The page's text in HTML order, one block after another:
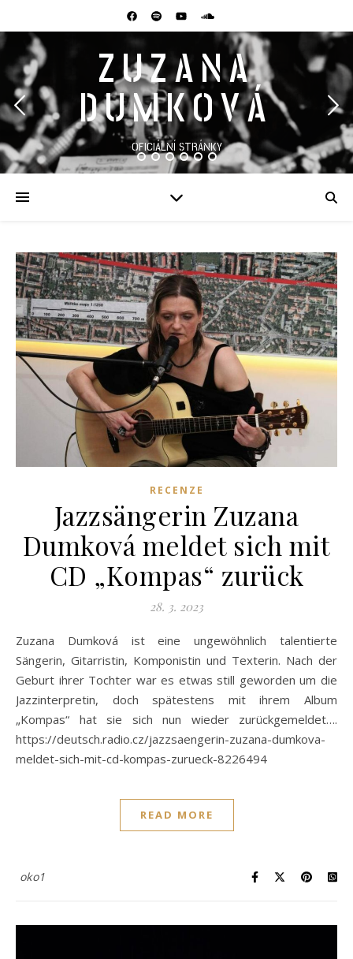
ZUZANA
DUMKOVÁ
OFICIÁLNÍ STRÁNKY
RECENZE
Jazzsängerin Zuzana
Dumková meldet sich mit
CD „Kompas“ zurück
28. 3. 2023
Zuzana Dumková ist eine ungewöhnlich talentierte
Sängerin, Gitarristin, Komponistin und Texterin. Nach der
Geburt ihrer Tochter war es etwas still geworden um die
Jazzinterpretin, doch spätestens mit ihrem Album
„Kompas“ hat sie sich nun wieder zurückgemeldet….
https://deutsch.radio.cz/jazzsaengerin-zuzana-dumkova-
meldet-sich-mit-cd-kompas-zurueck-8226494
READ MORE
oko1